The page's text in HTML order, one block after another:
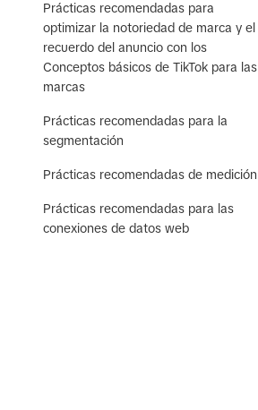
Prácticas recomendadas para
optimizar la notoriedad de marca y el
recuerdo del anuncio con los
Conceptos básicos de TikTok para las
marcas
Prácticas recomendadas para la
segmentación
Prácticas recomendadas de medición
Prácticas recomendadas para las
conexiones de datos web